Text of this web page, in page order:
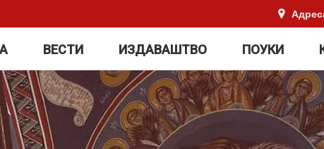
ВЕСТИ ИЗДАВАШТВО ПОУКИ